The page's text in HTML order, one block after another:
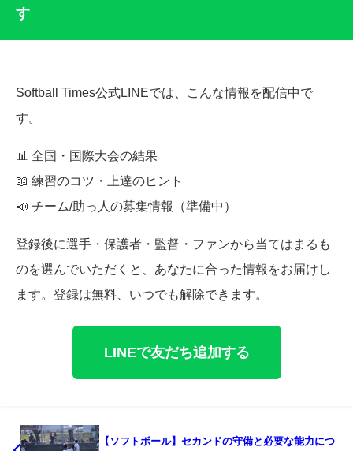
す
Softball Times公式LINEでは、こんな情報を配信中で
す。
📊 全国・国際大会の結果
📖 練習のコツ・上達のヒント
📣 チーム/助っ人の募集情報（準備中）
登録後に選手・保護者・監督・ファンから当てはまるも
のを選んでいただくと、あなたに合った情報をお届けし
ます。登録は無料、いつでも解除できます。
LINEで友だち追加する
【ソフトボール】セカンドの守備と必要な能力につ